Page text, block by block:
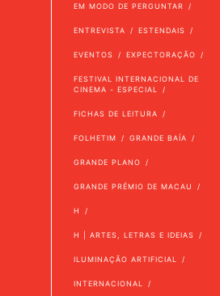
EM MODO DE PERGUNTAR
ENTREVISTA ESTENDAIS
EVENTOS EXPECTORAÇÃO
FESTIVAL INTERNACIONAL DE
CINEMA - ESPECIAL
FICHAS DE LEITURA
FOLHETIM GRANDE BAÍA
GRANDE PLANO
GRANDE PRÉMIO DE MACAU
H
H | ARTES, LETRAS E IDEIAS
ILUMINAÇÃO ARTIFICIAL
INTERNACIONAL